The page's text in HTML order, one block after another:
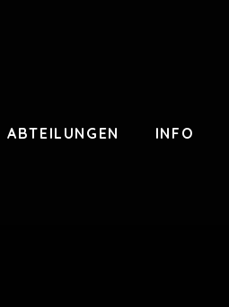
ABTEILUNGEN INFO